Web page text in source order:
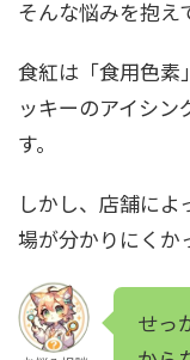
そんな悩みを抱え
食紅は「食用色素
ッキーのアイシ
す。
しかし、店舗によ
場が分かりにくか
せっ